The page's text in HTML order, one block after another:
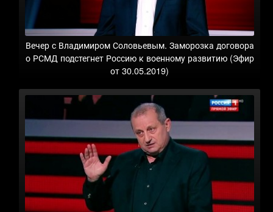
Вечер с Владимиром Соловьевым. Заморозка договора
о РСМД подстегнет Россию к военному развитию (Эфир
от 30.05.2019)